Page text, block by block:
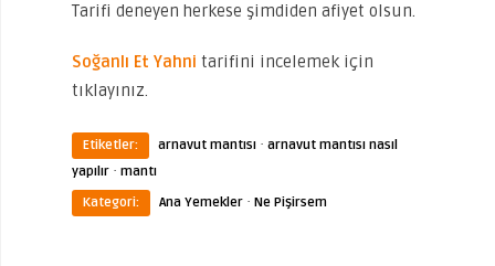
Tarifi deneyen herkese şimdiden afiyet olsun.
Soğanlı Et Yahni tarifini incelemek için
tıklayınız.
Etiketler: arnavut mantısı · arnavut mantısı nasıl
yapılır · mantı
Kategori:
Ana Yemekler · Ne Pişirsem